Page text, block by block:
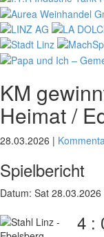
KM
Heimat /
28.03.2026 |
Spielbericht
Datum: Sat 28.03.2026
4 :